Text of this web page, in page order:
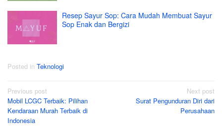
Resep Sayur Sop: Cara Mudah Membuat Sayur
Sop Enak dan Bergizi
Posted in Teknologi
Post
navigation
Previous post
Mobil LCGC Terbaik: Pilihan
Kendaraan Murah Terbaik di
Indonesia
Next post
Surat Pengunduran Diri dari
Perusahaan